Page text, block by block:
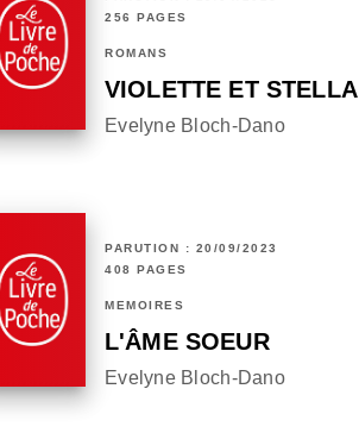
256 PAGES
ROMANS
VIOLETTE ET STELLA
Evelyne Bloch-Dano
PARUTION : 20/09/2023
408 PAGES
MÉMOIRES
L'ÂME SOEUR
Evelyne Bloch-Dano